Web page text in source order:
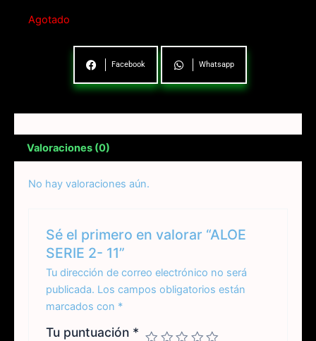
Agotado
Facebook Whatsapp
Valoraciones (0)
No hay valoraciones aún.
Sé el primero en valorar “ALOE
SERIE 2- 11”
Tu dirección de correo electrónico no será
publicada. Los campos obligatorios están
marcados con *
Tu puntuación *